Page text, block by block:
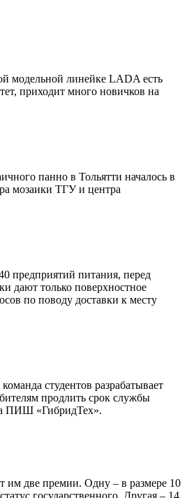
модельной линейке LADA есть
приходит много новичков на
панно в Тольятти началось в
мозаики ТГУ и центра
предприятий питания, перед
дают только поверхностное
по поводу доставки к месту
студентов разрабатывает
продлить срок службы
ПИШ «ГибридТех».
им две премии. Одну – в размере 10
государственного. Другая – 14